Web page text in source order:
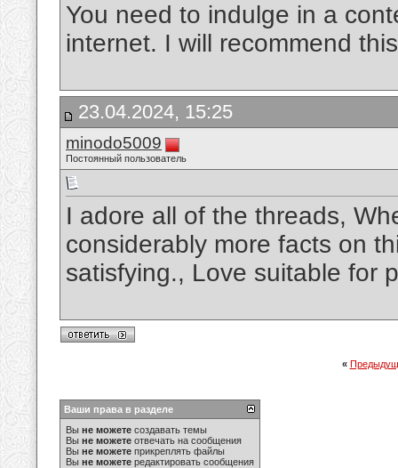
You need to indulge in a
internet. I will recommend
23.04.2024, 15:25
minodo5009
Постоянный пользователь
I adore all of the threads,
considerably more facts on
satisfying., Love suitable for
«
Ваши права в разделе
Вы не можете создавать темы
Вы не можете отвечать на сообщения
Вы не можете прикреплять файлы
Вы не можете редактировать сообщения